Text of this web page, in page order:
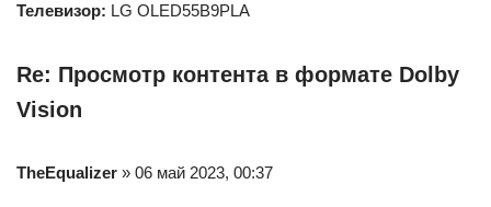
Телевизор: LG OLED55B9PLA
Re: Просмотр контента в формате Dolby
Vision
TheEqualizer » 06 май 2023, 00:37